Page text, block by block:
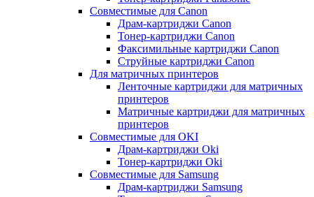
Совместимые для Canon
Драм-картриджи Canon
Тонер-картриджи Canon
Факсимильные картриджи Canon
Струйные картриджи Canon
Для матричных принтеров
Ленточные картриджи для матричных
принтеров
Матричные картриджи для матричных
принтеров
Совместимые для OKI
Драм-картриджи Oki
Тонер-картриджи Oki
Совместимые для Samsung
Драм-картриджи Samsung